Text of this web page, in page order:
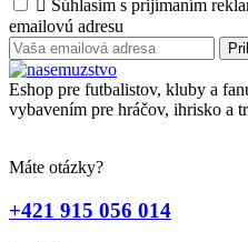
 Súhlasím s prijímaním
emailovú adresu
Eshop pre futbalistov, kluby a
vybavením pre hráčov, ihrisko a
Máte otázky?
+421 915 056 014